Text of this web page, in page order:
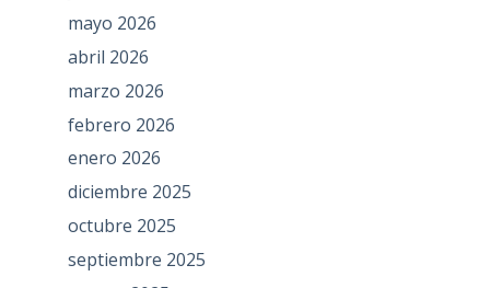
mayo 2026
abril 2026
marzo 2026
febrero 2026
enero 2026
diciembre 2025
octubre 2025
septiembre 2025